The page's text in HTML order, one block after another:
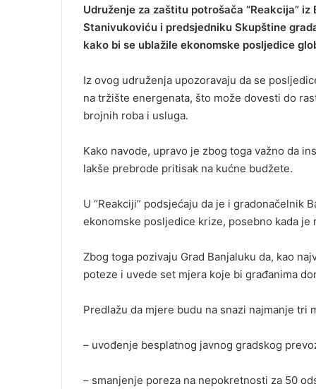
Udruženje za zaštitu potrošača “Reakcija”
Stanivukoviću i predsjedniku Skupštine
kako bi se ublažile ekonomske posljedice
Iz ovog udruženja upozoravaju da se
na tržište energenata, što može dovesti do
brojnih roba i usluga.
Kako navode, upravo je zbog toga važno da
lakše prebrode pritisak na kućne budžete.
U “Reakciji” podsjećaju da je i gradonačelnik
ekonomske posljedice krize, posebno kada
Zbog toga pozivaju Grad Banjaluku da, kao
poteze i uvede set mjera koje bi građanima
Predlažu da mjere budu na snazi najmanje tri
– uvođenje besplatnog javnog gradskog
– smanjenje poreza na nepokretnosti za 50